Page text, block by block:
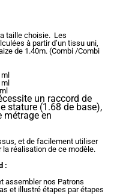
taille choisie. Les
à partir d’un tissu uni,
de 1.40m. (Combi /Combi
un raccord de
stature (1.68 de base),
métrage en
et de facilement utiliser
réalisation de ce modèle.
:
assembler nos Patrons
et illustré étapes par étapes